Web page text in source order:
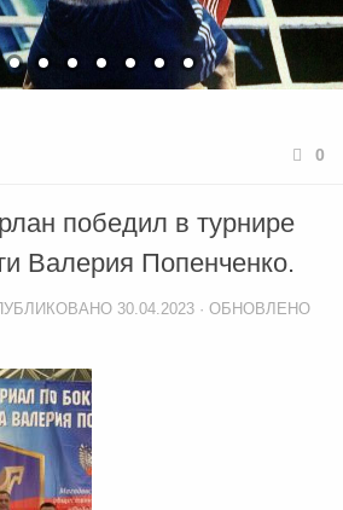
0
победил в турнире
Валерия Попенченко.
30.04.2023 · ОБНОВЛЕНО